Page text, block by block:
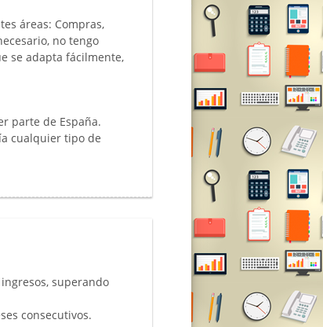
áreas: Compras,
no tengo
se adapta fácilmente,
parte de España.
cualquier tipo de
superando
consecutivos.